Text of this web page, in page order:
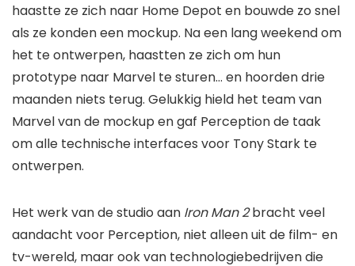
haastte ze zich naar Home Depot en bouwde zo snel
als ze konden een mockup. Na een lang weekend om
het te ontwerpen, haastten ze zich om hun
prototype naar Marvel te sturen… en hoorden drie
maanden niets terug. Gelukkig hield het team van
Marvel van de mockup en gaf Perception de taak
om alle technische interfaces voor Tony Stark te
ontwerpen.
Het werk van de studio aan Iron Man 2bracht veel
aandacht voor Perception, niet alleen uit de film- en
tv-wereld, maar ook van technologiebedrijven die